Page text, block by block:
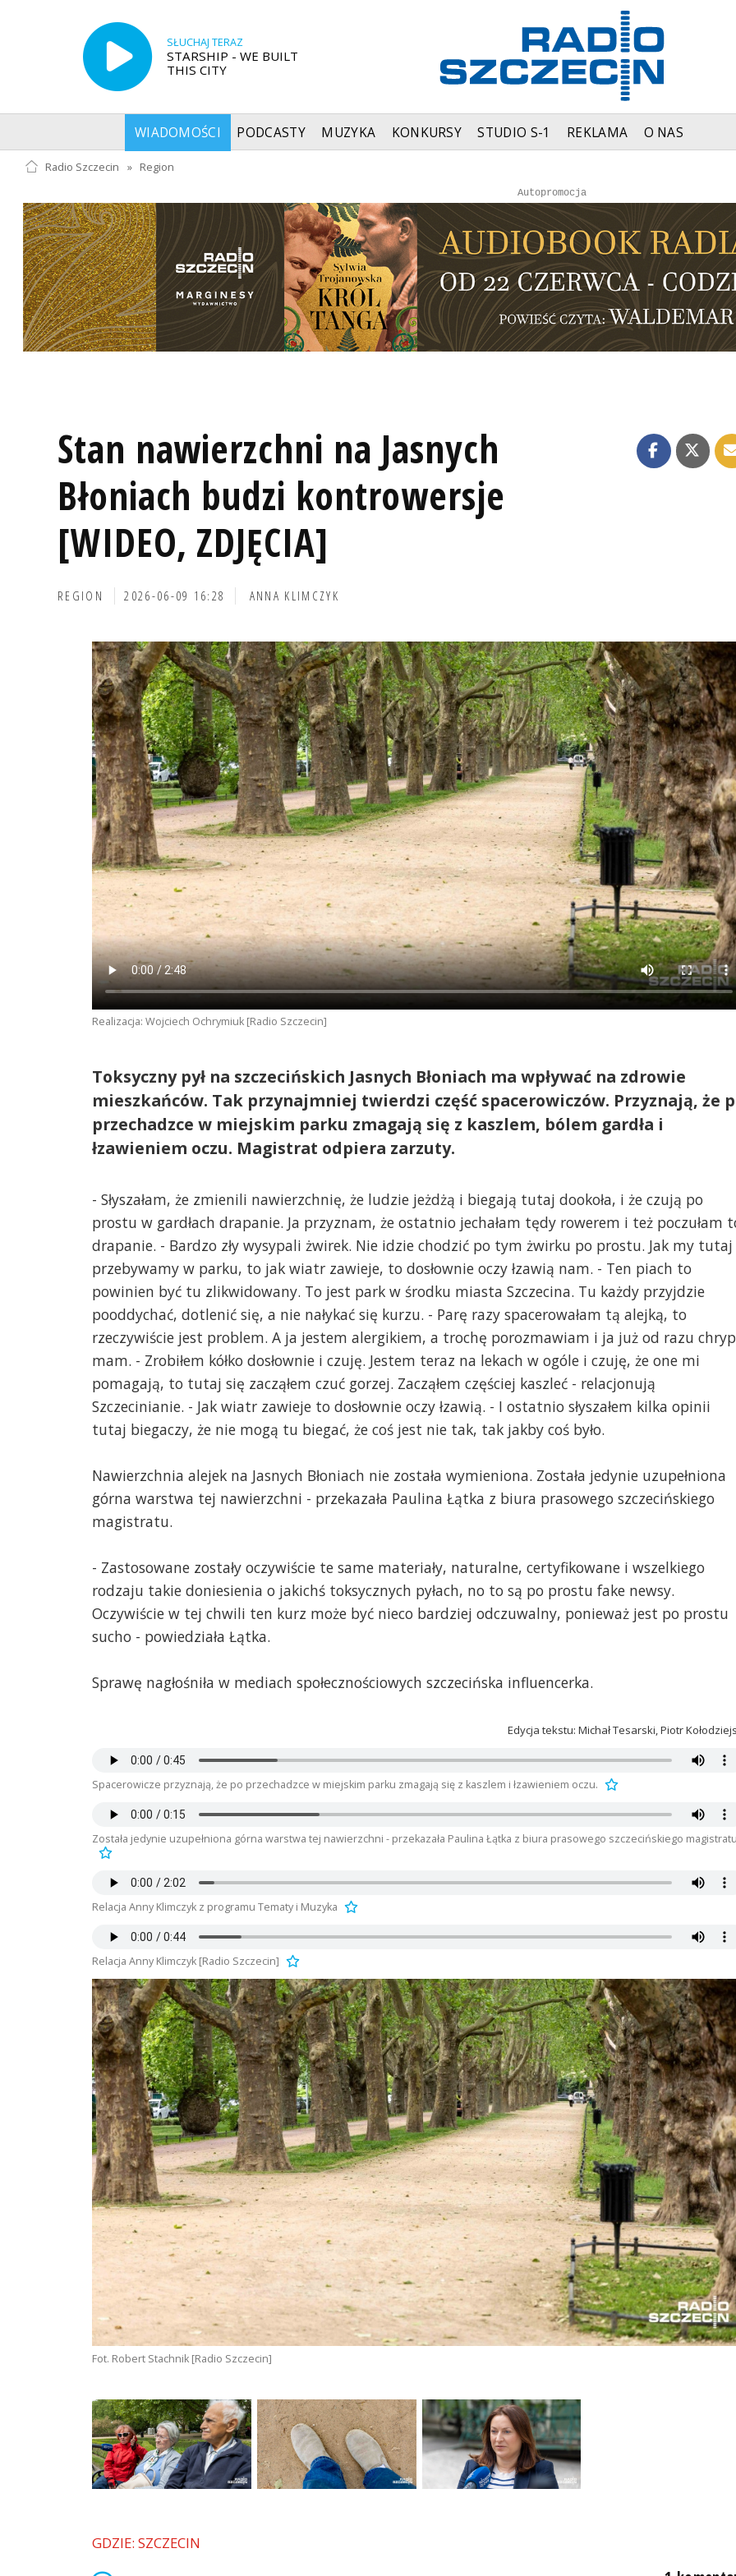
SŁUCHAJ TERAZ
STARSHIP - WE BUILT
THIS CITY
WIADOMOŚCI PODCASTY MUZYKA KONKURSY STUDIO S-1 REKLAMA O NAS
Radio Szczecin » Region
Autopromocja
Autopromocja
Reklama
Stan nawierzchni na Jasnych
Błoniach budzi kontrowersje
[WIDEO, ZDJĘCIA]
REGION 2026-06-09 16:28 ANNA KLIMCZYK
Realizacja: Wojciech Ochrymiuk [Radio Szczecin]
Toksyczny pył na szczecińskich Jasnych Błoniach ma wpływać na zdrowie
mieszkańców. Tak przynajmniej twierdzi część spacerowiczów. Przyznają, że
przechadzce w miejskim parku zmagają się z kaszlem, bólem gardła i
łzawieniem oczu. Magistrat odpiera zarzuty.
- Słyszałam, że zmienili nawierzchnię, że ludzie jeżdżą i biegają tutaj dookoła, i że czują po
prostu w gardłach drapanie. Ja przyznam, że ostatnio jechałam tędy rowerem i też poczułam
drapanie. - Bardzo zły wysypali żwirek. Nie idzie chodzić po tym żwirku po prostu. Jak my tutaj
przebywamy w parku, to jak wiatr zawieje, to dosłownie oczy łzawią nam. - Ten piach to
powinien być tu zlikwidowany. To jest park w środku miasta Szczecina. Tu każdy przyjdzie
pooddychać, dotlenić się, a nie nałykać się kurzu. - Parę razy spacerowałam tą alejką, to
rzeczywiście jest problem. A ja jestem alergikiem, a trochę porozmawiam i ja już od razu
mam. - Zrobiłem kółko dosłownie i czuję. Jestem teraz na lekach w ogóle i czuję, że one mi
pomagają, to tutaj się zacząłem czuć gorzej. Zacząłem częściej kaszleć - relacjonują
Szczecinianie. - Jak wiatr zawieje to dosłownie oczy łzawią. - I ostatnio słyszałem kilka opinii
tutaj biegaczy, że nie mogą tu biegać, że coś jest nie tak, tak jakby coś było.
Nawierzchnia alejek na Jasnych Błoniach nie została wymieniona. Została jedynie uzupełniona
górna warstwa tej nawierzchni - przekazała Paulina Łątka z biura prasowego szczecińskiego
magistratu.
- Zastosowane zostały oczywiście te same materiały, naturalne, certyfikowane i wszelkiego
rodzaju takie doniesienia o jakichś toksycznych pyłach, no to są po prostu fake newsy.
Oczywiście w tej chwili ten kurz może być nieco bardziej odczuwalny, ponieważ jest po prostu
sucho - powiedziała Łątka.
Sprawę nagłośniła w mediach społecznościowych szczecińska influencerka.
Edycja tekstu: Michał Tesarski, Piotr
Spacerowicze przyznają, że po przechadzce w miejskim parku zmagają się z kaszlem i łzawieniem oczu.
Została jedynie uzupełniona górna warstwa tej nawierzchni - przekazała Paulina Łątka z biura prasowego szczecińskiego
Relacja Anny Klimczyk z programu Tematy i Muzyka
Relacja Anny Klimczyk [Radio Szczecin]
Fot. Robert Stachnik [Radio Szczecin]
GDZIE: SZCZECIN